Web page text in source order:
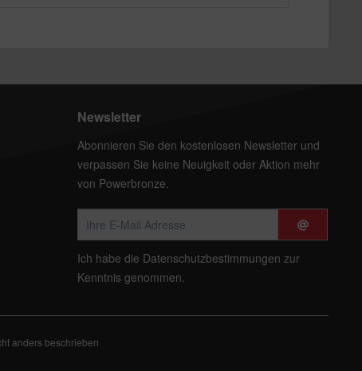
Newsletter
Abonnieren Sie den kostenlosen Newsletter und
verpassen Sie keine Neuigkeit oder Aktion mehr
von Powerbronze.
Ich habe die Datenschutzbestimmungen zur
Kenntnis genommen.
anders beschrieben